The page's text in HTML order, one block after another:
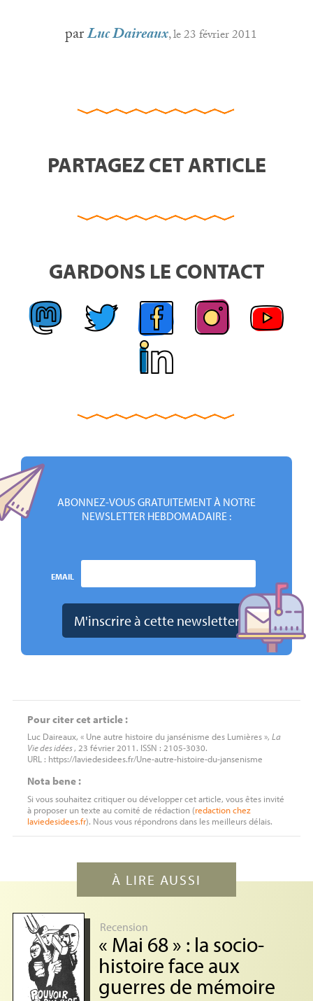
parLuc Daireaux, le 23 février 2011
PARTAGEZ CET ARTICLE
GARDONS LE CONTACT
ABONNEZ-VOUS GRATUITEMENT À NOTRE
NEWSLETTER HEBDOMADAIRE :
EMAIL
Pour citer cet article :
Luc Daireaux, « Une autre histoire du jansénisme des Lumières », La
Vie des idées, 23 février 2011. ISSN : 2105-3030.
URL : https://laviedesidees.fr/Une-autre-histoire-du-jansenisme
Nota bene :
Si vous souhaitez critiquer ou développer cet article, vous êtes invité
à proposer un texte au comité de rédaction (redactionchez
laviedesidees.fr). Nous vous répondrons dans les meilleurs délais.
À LIRE AUSSI
Recension
« Mai 68» : la socio-
histoire face aux
guerres de mémoire